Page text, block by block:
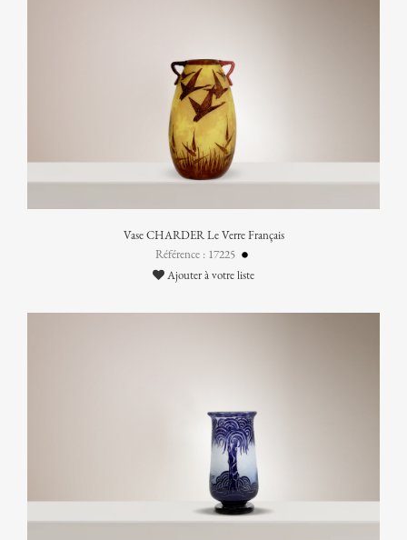
Vase CHARDER Le Verre Français
Référence : 17225
Ajouter à votre liste